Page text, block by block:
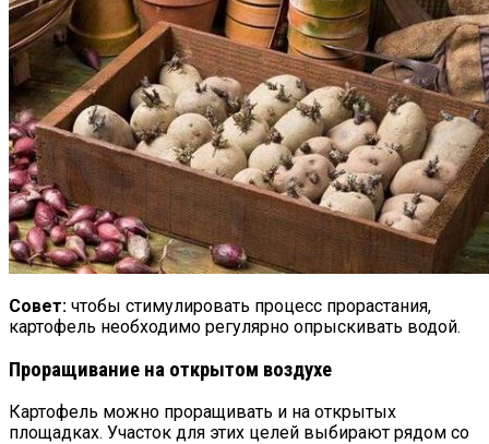
Совет: чтобы стимулировать процесс прорастания,
картофель необходимо регулярно опрыскивать водой.
Проращивание на открытом воздухе
Картофель можно проращивать и на открытых
площадках. Участок для этих целей выбирают рядом со